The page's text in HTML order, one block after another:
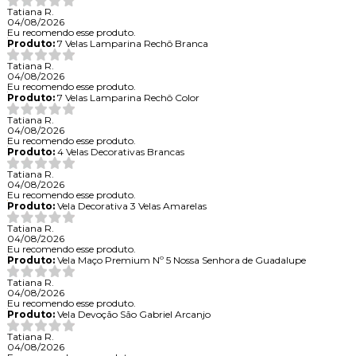
Tatiana R.
04/08/2026
Eu recomendo esse produto.
Produto:7 Velas Lamparina Rechô Branca
Tatiana R.
04/08/2026
Eu recomendo esse produto.
Produto:7 Velas Lamparina Rechô Color
Tatiana R.
04/08/2026
Eu recomendo esse produto.
Produto:4 Velas Decorativas Brancas
Tatiana R.
04/08/2026
Eu recomendo esse produto.
Produto:Vela Decorativa 3 Velas Amarelas
Tatiana R.
04/08/2026
Eu recomendo esse produto.
Produto:Vela Maço Premium Nº 5 Nossa Senhora de Guadalupe
Tatiana R.
04/08/2026
Eu recomendo esse produto.
Produto:Vela Devoção São Gabriel Arcanjo
Tatiana R.
04/08/2026